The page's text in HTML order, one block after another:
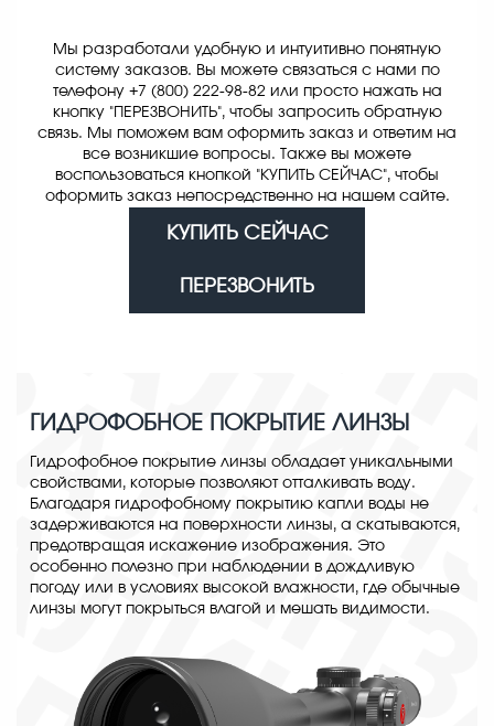
Мы разработали удобную и интуитивно понятную
систему заказов. Вы можете связаться с нами по
телефону +7 (800) 222-98-82 или просто нажать на
кнопку "ПЕРЕЗВОНИТЬ", чтобы запросить обратную
связь. Мы поможем вам оформить заказ и ответим на
все возникшие вопросы. Также вы можете
воспользоваться кнопкой "КУПИТЬ СЕЙЧАС", чтобы
оформить заказ непосредственно на нашем сайте.
КУПИТЬ СЕЙЧАС
ПЕРЕЗВОНИТЬ
ГИДРОФОБНОЕ ПОКРЫТИЕ ЛИНЗЫ
Гидрофобное покрытие линзы обладает уникальными
свойствами, которые позволяют отталкивать воду.
Благодаря гидрофобному покрытию капли воды не
задерживаются на поверхности линзы, а скатываются,
предотвращая искажение изображения. Это
особенно полезно при наблюдении в дождливую
погоду или в условиях высокой влажности, где обычные
линзы могут покрыться влагой и мешать видимости.